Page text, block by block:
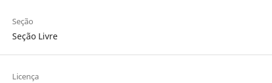
Seção
Seção Livre
Licença